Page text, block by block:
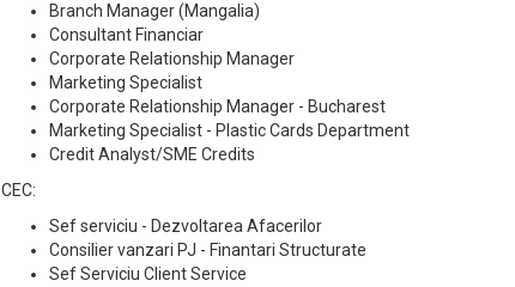
Branch Manager (Mangalia)
Consultant Financiar
Corporate Relationship Manager
Marketing Specialist
Corporate Relationship Manager - Bucharest
Marketing Specialist - Plastic Cards Department
Credit Analyst/SME Credits
CEC:
Sef serviciu - Dezvoltarea Afacerilor
Consilier vanzari PJ - Finantari Structurate
Sef Serviciu Client Service